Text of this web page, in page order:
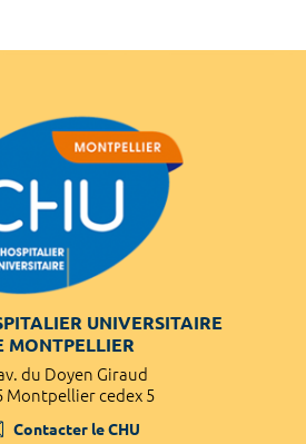
UNIVERSITAIRE
MONTPELLIER
du Doyen Giraud
Montpellier cedex 5
Contacter le CHU